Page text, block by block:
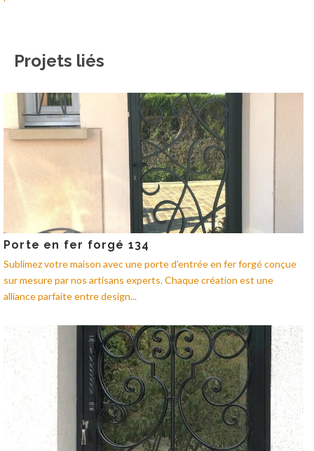
Projets liés
Porte en fer forgé 134
Sublimez votre maison avec une porte d’entrée en fer forgé conçue
sur mesure par nos artisans experts. Chaque création est une
alliance parfaite entre design...